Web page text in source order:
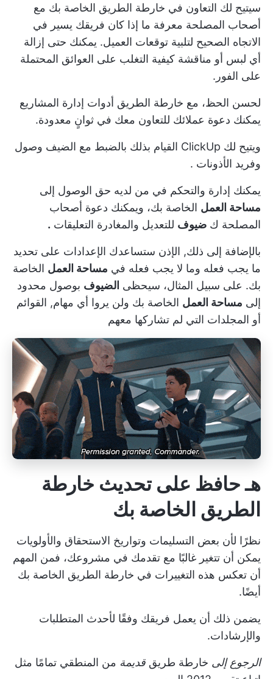
سيتيح لك التعاون في خارطة الطريق الخاصة بك مع
أصحاب المصلحة معرفة ما إذا كان فريقك يسير في
الاتجاه الصحيح لتلبية توقعات العميل. يمكنك حتى إزالة
أي لبس أو مناقشة كيفية التغلب على العوائق المحتملة
على الفور.
لحسن الحظ، مع خارطة الطريق أدوات إدارة المشاريع
يمكنك دعوة عملائك للتعاون معك في ثوانٍ معدودة.
ويتيح لك ClickUp القيام بذلك بالضبط مع الضيف وصول
وفريد الأذونات .
يمكنك إدارة والتحكم في من لديه حق الوصول إلى
مساحة العمل الخاصة بك، ويمكنك دعوة أصحاب
المصلحة ك ضيوف للتعديل والمغادرة التعليقات .
بالإضافة إلى ذلك, الإذن ستساعدك الإعدادات على تحديد
ما يجب فعله وما لا يجب فعله في مساحة العمل الخاصة
بك. على سبيل المثال، سيحظى الضيوف بوصول محدود
إلى مساحة العمل الخاصة بك ولن يروا أي مهام, القوائم
أو المجلدات التي لم تشاركها معهم
هـ حافظ على تحديث خارطة
الطريق الخاصة بك
نظرًا لأن بعض التسليمات وتواريخ الاستحقاق والأولويات
يمكن أن تتغير غالبًا مع تقدمك في مشروعك، فمن المهم
أن تعكس هذه التغييرات في خارطة الطريق الخاصة بك
أيضًا.
يضمن ذلك أن يعمل فريقك وفقًا لأحدث المتطلبات
والإرشادات.
الرجوع إلى خارطة طريق قديمة من المنطقي تمامًا مثل